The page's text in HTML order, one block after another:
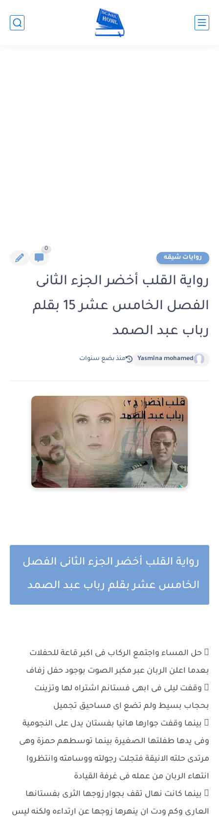
روايات شيقه
0
رواية القلب أخضر الجزء الثانى
الفصل الخامس عشر 15 بقلم
رباب عبد الصمد
Yasmina mohamed منذ بضع سنوات
رواية القلب أخضر الجزء الثانى الفصل
الخامس عشر بقلم رباب عبد الصمد
 حل المساء واجتمع الركاب فى اكبر قاعة للحفلات
بعدما اعلن الربان عبر مكبر الصوت بوجود حفل زفاف
 وقفت ليلى فى ابهى فستانم اشتراه لها وتزينت
بحجاب بسيط ولم تضع اى مساحيق تجميل
 بينما وقفت جوارها هانيا بفستان يدل على النجومية
وفى يدها طفلتها الصغيرة بينما توسطهم حمزة وهى
مرتدى حلته الانيقة فتجلت رجولته ووسامته وانتظروا
انتهاء الربان من عمله فى غرفة القيادة
 بينما كانت نهال تقف بجوار زوجها الثرى بفستانها
العارى وكم ودت ان ينهرها زوجها عن ارتداءه ولكنه ليس